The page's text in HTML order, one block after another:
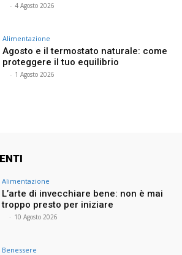
- 4 Agosto 2026
Alimentazione
Agosto e il termostato naturale: come
proteggere il tuo equilibrio
- 1 Agosto 2026
Alimentazione
L’arte di invecchiare bene: non è mai
troppo presto per iniziare
- 10 Agosto 2026
Benessere